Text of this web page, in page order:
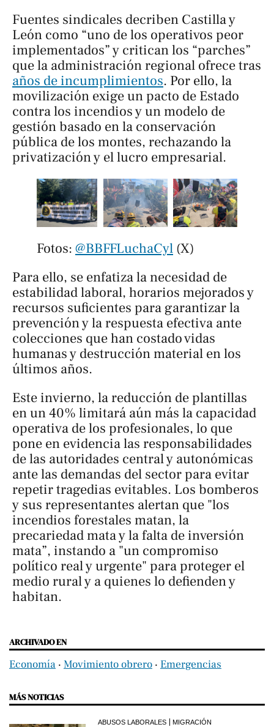
Fuentes sindicales decriben Castilla y
León como “uno de los operativos peor
implementados” y critican los “parches”
que la administración regional ofrece tras
años de incumplimientos. Por ello, la
movilización exige un pacto de Estado
contra los incendios y un modelo de
gestión basado en la conservación
pública de los montes, rechazando la
privatización y el lucro empresarial.
Fotos: @BBFFLuchaCyl (X)
Para ello, se enfatiza la necesidad de
estabilidad laboral, horarios mejorados y
recursos suficientes para garantizar la
prevención y la respuesta efectiva ante
colecciones que han costado vidas
humanas y destrucción material en los
últimos años.
Este invierno, la reducción de plantillas
en un 40% limitará aún más la capacidad
operativa de los profesionales, lo que
pone en evidencia las responsabilidades
de las autoridades central y autonómicas
ante las demandas del sector para evitar
repetir tragedias evitables. Los bomberos
y sus representantes alertan que "los
incendios forestales matan, la
precariedad mata y la falta de inversión
mata”, instando a "un compromiso
político real y urgente" para proteger el
medio rural y a quienes lo defienden y
habitan.
ARCHIVADO EN
Economía ‧ Movimiento obrero ‧ Emergencias
MÁS NOTICIAS
ABUSOS LABORALES MIGRACIÓN